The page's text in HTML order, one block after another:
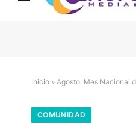
Inicio » Agosto: Mes Nacional
COMUNIDAD